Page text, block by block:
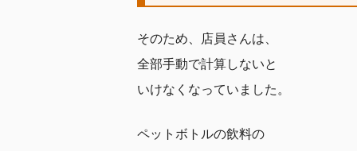
そのため、店員さんは、
全部手動で計算しないと
いけなくなっていました。
ペットボトルの飲料の